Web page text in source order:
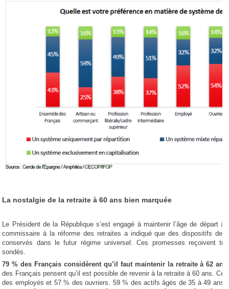
La nostalgie de la retraite à 60 ans bien marquée
Le Président de la République s’est engagé à maintenir l’âge de départ
commissaire à la réforme des retraites a indiqué que des dispositifs de
conservés dans le futur régime universel. Ces promesses reçoivent
sondés.
79 % des Français considèrent qu’il faut maintenir la retraite à 62
des Français pensent qu’il est possible de revenir à la retraite à 60 ans. Ce
des employés et 57 % des ouvriers. 59 % des actifs âgés de 35 à 49 ans